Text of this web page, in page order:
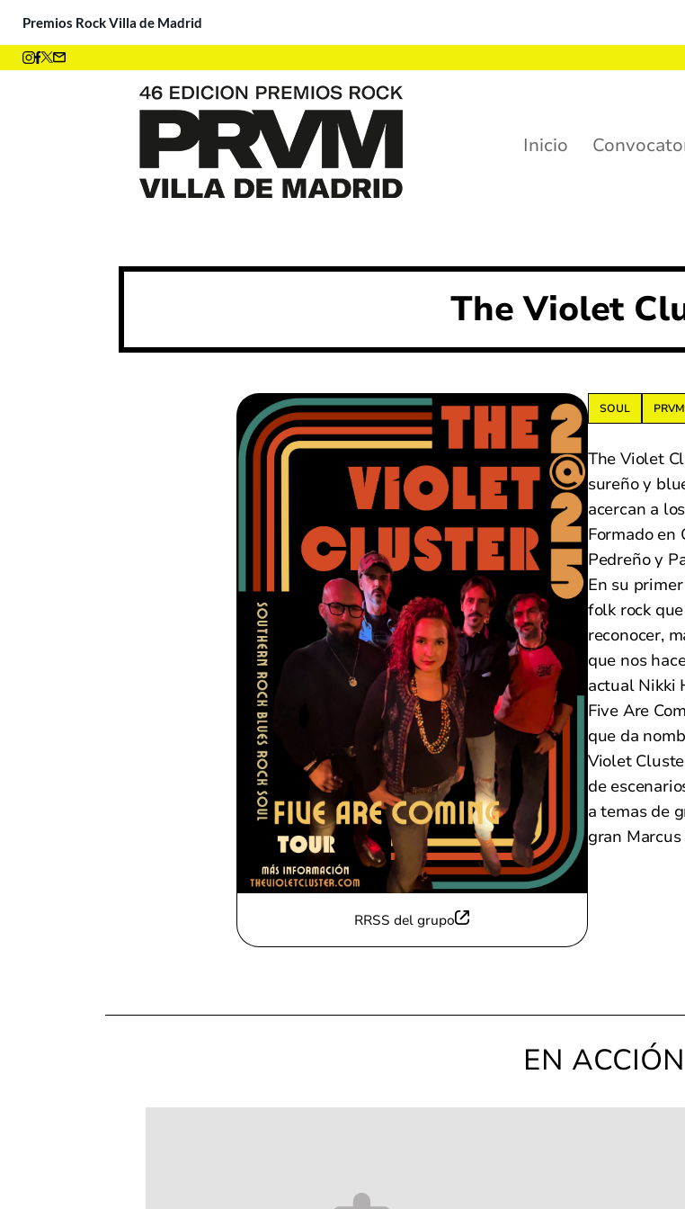
Premios Rock Villa de Madrid
Inicio
¡Ya tenemos ganadores! ¡Muchas felicidades!
The Violet
RRSS del grupo
SOUL
The Violet
sureño y
acercan a
Formado en
Pedreño y
En su
folk rock
reconocer,
que nos
actual Nikki
Five Are
que da
Violet
de
a temas de
gran
EN ACCIÓN